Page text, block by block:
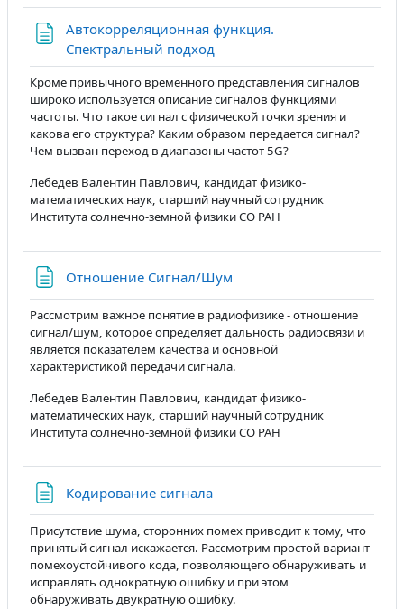
Автокорреляционная функция.
Спектральный подход
Кроме привычного временного представления сигналов
широко используется описание сигналов функциями
частоты. Что такое сигнал с физической точки зрения и
какова его структура? Каким образом передается сигнал?
Чем вызван переход в диапазоны частот 5G?
Лебедев Валентин Павлович, кандидат физико-
математических наук, старший научный сотрудник
Института солнечно-земной физики СО РАН
Отношение Сигнал/Шум
Рассмотрим важное понятие в радиофизике - отношение
сигнал/шум, которое определяет дальность радиосвязи и
является показателем качества и основной
характеристикой передачи сигнала.
Лебедев Валентин Павлович, кандидат физико-
математических наук, старший научный сотрудник
Института солнечно-земной физики СО РАН
Кодирование сигналаСтраница
Присутствие шума, сторонних помех приводит к тому, что
принятый сигнал искажается. Рассмотрим простой вариант
помехоустойчивого кода, позволяющего обнаруживать и
исправлять однократную ошибку и при этом
обнаруживать двукратную ошибку.